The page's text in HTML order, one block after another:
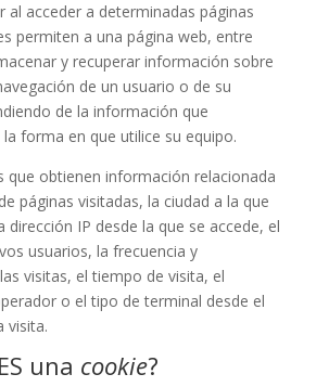
al acceder a determinadas páginas
permiten a una página web, entre
y recuperar información sobre
de un usuario o de su
de la información que
forma en que utilice su equipo.
que obtienen información relacionada
páginas visitadas, la ciudad a la que
dirección IP desde la que se accede, el
usuarios, la frecuencia y
visitas, el tiempo de visita, el
o el tipo de terminal desde el
visita.
una cookie?